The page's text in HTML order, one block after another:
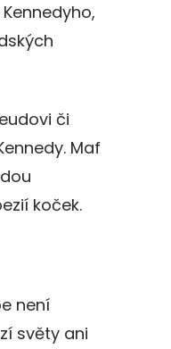
či
Maf
koček.
není
světy ani